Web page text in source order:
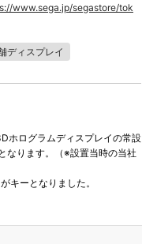
www.sega.jp/segastore/tok
ディスプレイ
ホログラムディスプレイの常設
なります。（※設置当時の当社
キーとなりました。